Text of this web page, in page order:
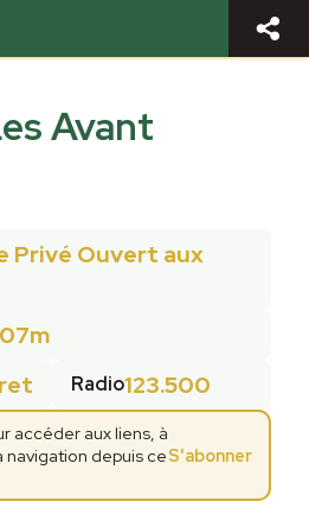
Avant
Privé Ouvert aux
Radio123.500
accéder aux liens, à
navigation depuis ceS'abonner